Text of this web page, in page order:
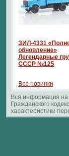
ЗИЛ-4331
обновление»
Легендарные
СССР №125
Все новинки
Вся информация на
Гражданского
характеристики